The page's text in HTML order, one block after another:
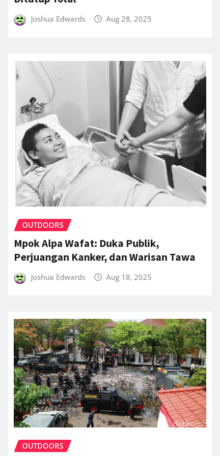
Joshua Edwards Aug 28, 2025
OUTDOORS
Mpok Alpa Wafat: Duka Publik,
Perjuangan Kanker, dan Warisan Tawa
Joshua Edwards Aug 18, 2025
OUTDOORS